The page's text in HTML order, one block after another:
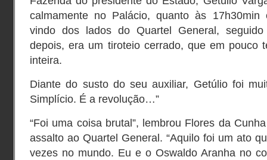
calmamente no Palácio, quanto às
vindo dos lados do Quartel General,
depois, era um tiroteio cerrado, que em pouco
inteira.
Diante do susto do seu auxiliar, Getúlio foi
Simplício. É a revolução…”
“Foi uma coisa brutal”, lembrou Flores da
assalto ao Quartel General. “Aquilo foi um ato
vezes no mundo. Eu e o Oswaldo Aranha no